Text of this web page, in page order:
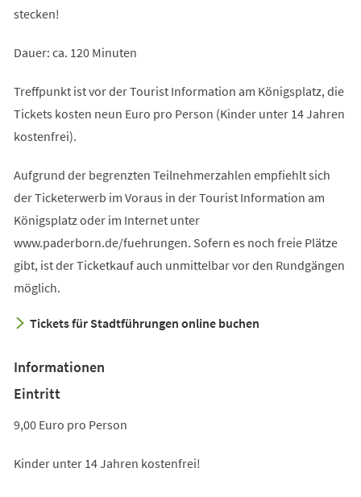
stecken!
Dauer: ca. 120 Minuten
Treffpunkt ist vor der Tourist Information am Königsplatz, die
Tickets kosten neun Euro pro Person (Kinder unter 14 Jahren
kostenfrei).
Aufgrund der begrenzten Teilnehmerzahlen empfiehlt sich
der Ticketerwerb im Voraus in der Tourist Information am
Königsplatz oder im Internet unter
www.paderborn.de/fuehrungen. Sofern es noch freie Plätze
gibt, ist der Ticketkauf auch unmittelbar vor den Rundgängen
möglich.
Tickets für Stadtführungen online buchen
Informationen
Eintritt
9,00 Euro pro Person
Kinder unter 14 Jahren kostenfrei!